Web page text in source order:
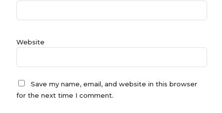
Website
Save my name, email, and website in this browser
for the next time I comment.